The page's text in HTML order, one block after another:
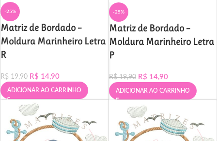
-25%
Matriz de Bordado –
Moldura Marinheiro Letra
R
R$19,90 R$ 14,90
ADICIONAR AO CARRINHO
-25%
Matriz de Bordado –
Moldura Marinheiro Letra
P
R$19,90 R$ 14,90
ADICIONAR AO CARRINHO